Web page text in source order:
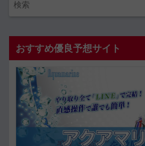
おすすめ優良予想サイト